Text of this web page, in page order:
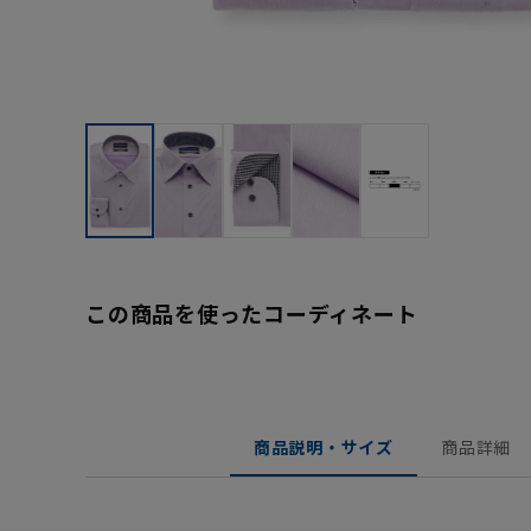
この商品を使ったコーディネート
商品説明・サイズ 商品詳細